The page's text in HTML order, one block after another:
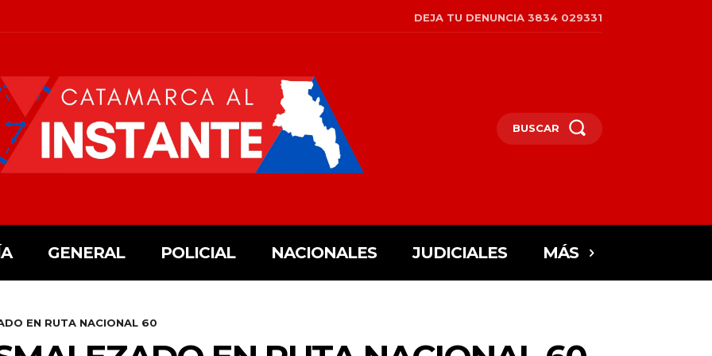
DEJA TU DENUNCIA 3834 029331
BUSCAR
GENERAL POLICIAL NACIONALES JUDICIALES MÁS
EN RUTA NACIONAL 60